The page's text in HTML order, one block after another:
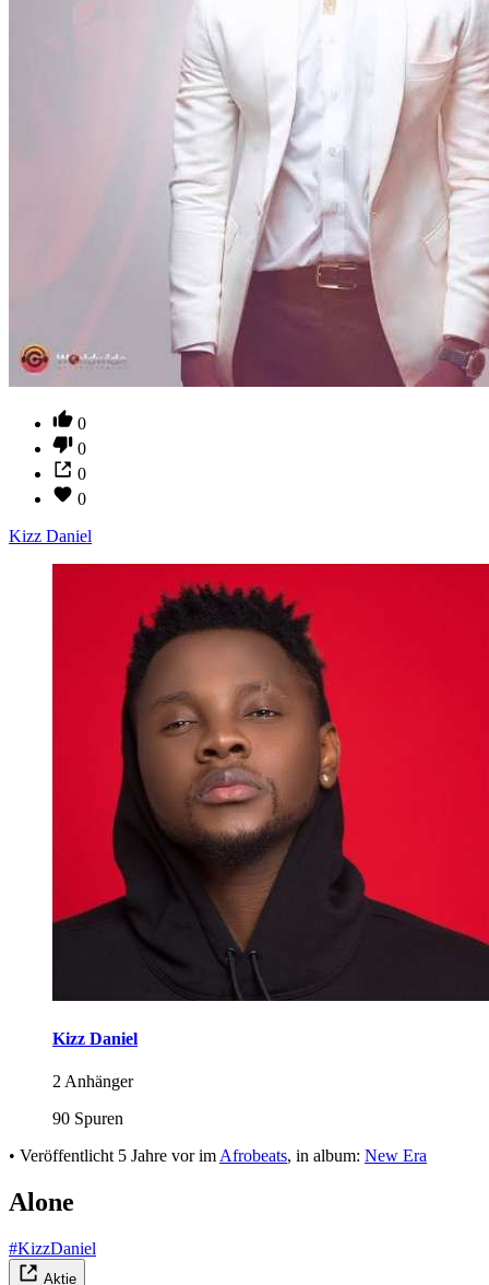
0
0
0
0
Kizz Daniel
Kizz Daniel
2 Anhänger
90 Spuren
• Veröffentlicht 5 Jahre vorim Afrobeats, in album: New Era
Alone
#KizzDaniel
Aktie